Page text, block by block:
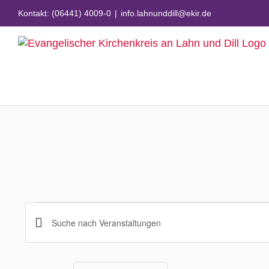
springen
Kontakt: (06441) 4009-0 | info.lahnunddill@ekir.de
Veranstaltungen
Veranstaltungen
Suche
Bitte
Schlüsselwort